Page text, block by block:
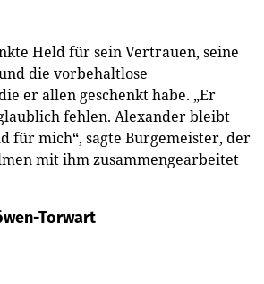
Held für sein Vertrauen, seine
die vorbehaltlose
er allen geschenkt habe. „Er
fehlen. Alexander bleibt
für mich“, sagte Burgemeister, der
mit ihm zusammengearbeitet
Torwart